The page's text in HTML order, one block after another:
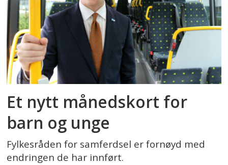
Et nytt månedskort for
barn og unge
Fylkesråden for samferdsel er fornøyd med
endringen de har innført.